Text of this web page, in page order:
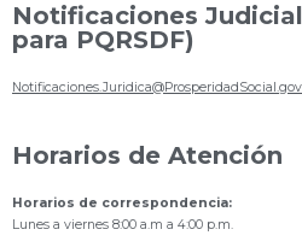
Notificaciones
para PQRSDF)
Horarios de Atención
Horarios de correspondencia:
Lunes a viernes 8:00 a.m a 4:00 p.m.